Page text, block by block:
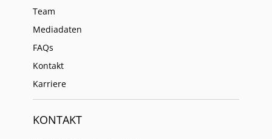
Team
Mediadaten
FAQs
Kontakt
Karriere
KONTAKT